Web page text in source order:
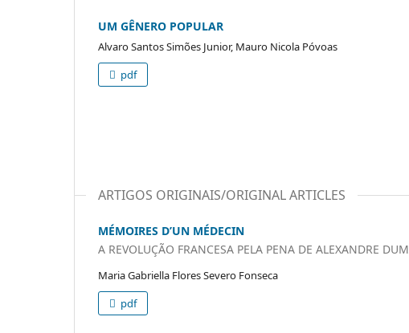
UM GÊNERO POPULAR
Alvaro Santos Simões Junior, Mauro Nicola Póvoas
pdf
ARTIGOS ORIGINAIS/ORIGINAL ARTICLES
MÉMOIRES D’UN MÉDECIN
A REVOLUÇÃO FRANCESA PELA PENA DE ALEXANDRE
Maria Gabriella Flores Severo Fonseca
pdf